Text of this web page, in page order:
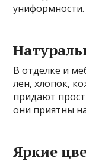
униформности.
В отделке и
лен, хлопок,
придают
они приятны
Яркие